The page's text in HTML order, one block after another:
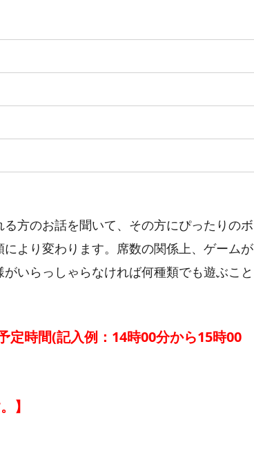
方のお話を聞いて、その方にぴったりのボ
より変わります。席数の関係上、ゲームが
いらっしゃらなければ何種類でも遊ぶこと
時間(記入例：14時00分から15時00
】